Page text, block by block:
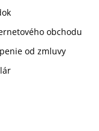
obchodu
od zmluvy